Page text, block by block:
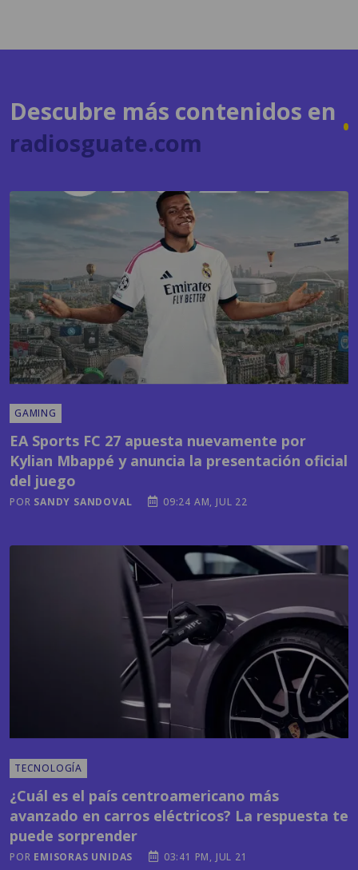
Descubre más contenidos en
radiosguate.com
GAMING
EA Sports FC 27 apuesta nuevamente por
Kylian Mbappé y anuncia la presentación oficial
del juego
POR SANDY SANDOVAL 09:24 AM, JUL 22
TECNOLOGÍA
¿Cuál es el país centroamericano más
avanzado en carros eléctricos? La respuesta te
puede sorprender
POR EMISORAS UNIDAS 03:41 PM, JUL 21